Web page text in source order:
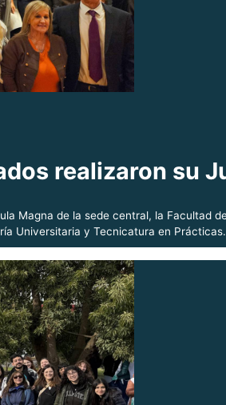
realizaron su
Magna de la sede central, la Facultad
Universitaria y Tecnicatura en